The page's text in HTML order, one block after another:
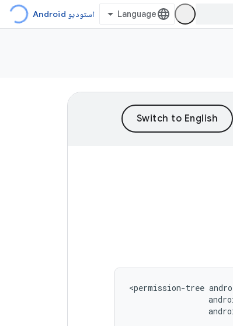
استودیو Android
<permission-tree